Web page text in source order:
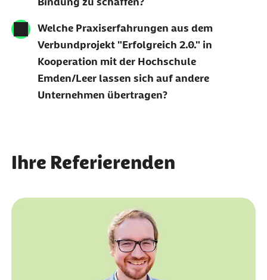
Welche Praxiserfahrungen aus dem
Verbundprojekt "Erfolgreich 2.0." in
Kooperation mit der Hochschule
Emden/Leer lassen sich auf andere
Unternehmen übertragen?
Ihre Referierenden